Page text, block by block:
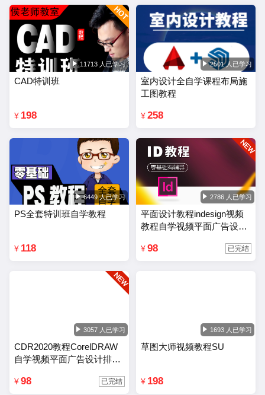
11713 人已学习
CAD特训班
¥ 198
2501 人已学习
室内设计全自学课程布局施
工图教程
¥ 258
6449 人已学习
PS全套特训班自学教程
¥ 118
2786 人已学习
平面设计教程indesign视频
教程自学视频平面广告设计
¥ 98 已完结
3057 人已学习
CDR2020教程CorelDRAW
自学视频平面广告设计排版
¥ 98 已完结
1693 人已学习
草图大师视频教程SU
¥ 198